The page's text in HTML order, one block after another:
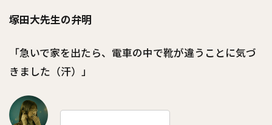
塚田大先生の弁明
「急いで家を出たら、電車の中で靴が違うことに気づ
きました（汗）」